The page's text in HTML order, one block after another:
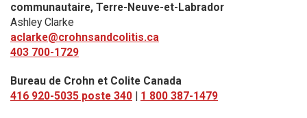
communautaire, Terre-Neuve-et-Labrador
Ashley Clarke
aclarke@crohnsandcolitis.ca
403 700-1729
Bureau de Crohn et Colite Canada
416 920-5035 poste 340 | 1 800 387-1479